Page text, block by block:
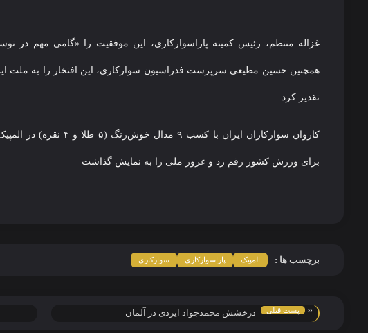
غزاله منتظم، رئیس کمیته پاراسوارکاری، این موفقیت را «گامی مهم
همچنین حسین مطیعی سرپرست فدراسیون سوارکاری، این افتخار را به ملت
تقدیر کرد.
برای ورزش کشور رقم زد و غرور ملی را به نمایش گذاشت
برچسب ها : المپیک پاراسوارکاری سوارکاری
« پست قبلی درخشش محمدجواد ایزدی در آلمان